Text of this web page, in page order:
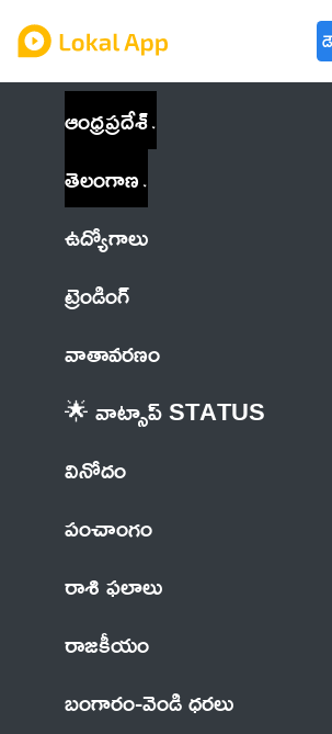
ఆంధ్రప్రదేశ్
తెలంగాణ
ఉద్యోగాలు
ట్రెండింగ్
వాతావరణం
🌟 వాట్సాప్ STATUS
వినోదం
పంచాంగం
రాశి ఫలాలు
రాజకీయం
బంగారం-వెండి ధరలు